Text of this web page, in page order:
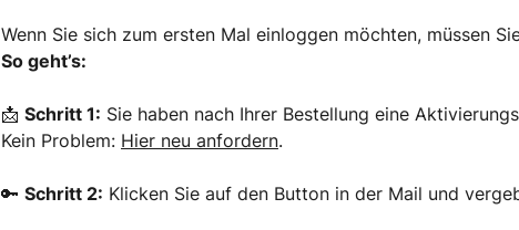
Wenn Sie sich zum ersten Mal einloggen möchten, müssen
So geht’s:
📩 Schritt 1: Sie haben nach Ihrer Bestellung eine
Kein Problem: Hier neu anfordern.
🔑 Schritt 2: Klicken Sie auf den Button in der Mail und